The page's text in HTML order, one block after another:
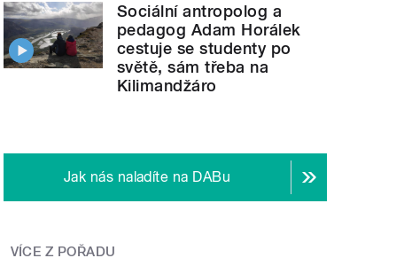
Sociální antropolog a
pedagog Adam Horálek
cestuje se studenty po
světě, sám třeba na
Kilimandžáro
Jak nás naladíte na DABu
VÍCE Z POŘADU